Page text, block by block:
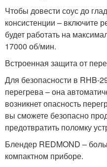
Чтобы довести соус до
консистенции – включите
будет работать на
17000 об/мин.
Встроенная защита от
Для безопасности в RHB-
перегрева – она
возникнет опасность
вы сможете безопасно
предотвратить поломку
Блендер REDMOND –
компактном приборе.